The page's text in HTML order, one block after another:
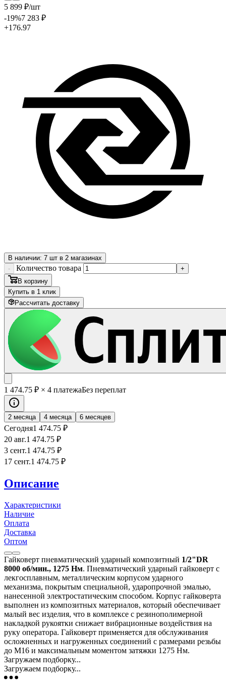
5 899 ₽/шт
-19%7 283 ₽
+176.97
В наличии: 7 шт в 2 магазинах
-
Количество товара
+
В корзину
Купить в 1 клик
Рассчитать доставку
1 474.75 ₽ × 4 платежаБез переплат
2 месяца 4 месяца 6 месяцев
Сегодня1 474.75 ₽
20 авг.1 474.75 ₽
3 сент.1 474.75 ₽
17 сент.1 474.75 ₽
Описание
Характеристики
Наличие
Оплата
Доставка
Оптом
Гайковерт пневматический ударный композитный 1/2"DR
8000 об/мин., 1275 Нм. Пневматический ударный гайковерт с
лекгосплавным, металлическим корпусом ударного
механизма, покрытым специальной, ударопрочной эмалью,
нанесенной электростатическим способом. Корпус гайковерта
выполнен из композитных материалов, который обеспечивает
малый вес изделия, что в комплексе с резинополимерной
накладкой рукоятки снижает вибрационные воздействия на
руку оператора. Гайковерт применяется для обслуживания
осложненных и нагруженных соединений с размерами резьбы
до М16 и максимальным моментом затяжки 1275 Нм.
Загружаем подборку...
Загружаем подборку...